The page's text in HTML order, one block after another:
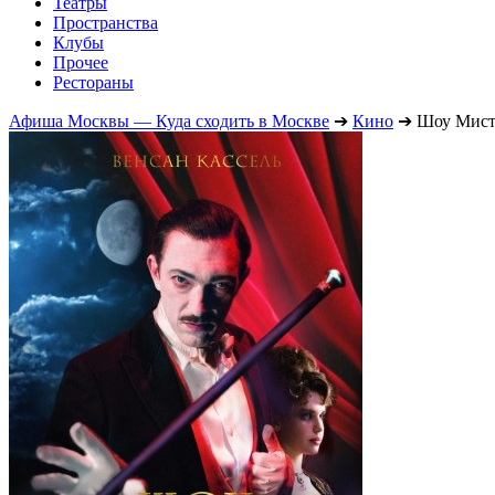
Пространства
Клубы
Прочее
Рестораны
Афиша Москвы — Куда сходить в Москве ➔ Кино ➔ Шоу